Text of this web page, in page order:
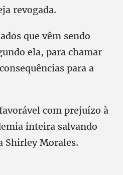
revogada.
que vêm sendo
ela, para chamar
para a
com prejuízo à
inteira salvando
Shirley Morales.